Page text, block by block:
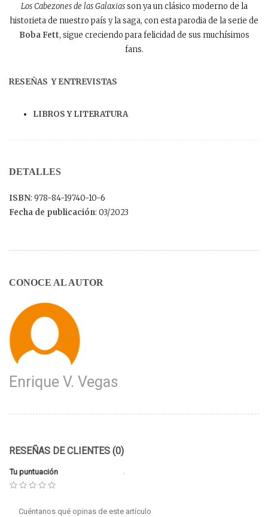
Los Cabezones de las Galaxiasson ya un clásico moderno de la
historieta de nuestro país y la saga, con esta parodia de la serie de
Boba Fett, sigue creciendo para felicidad de sus muchísimos
fans.
RESEÑAS Y ENTREVISTAS
LIBROS Y LITERATURA
DETALLES
ISBN: 978-84-19740-10-6
Fecha de publicación: 03/2023
CONOCE AL AUTOR
Enrique V. Vegas
RESEÑAS DE CLIENTES (0)
Tu puntuación